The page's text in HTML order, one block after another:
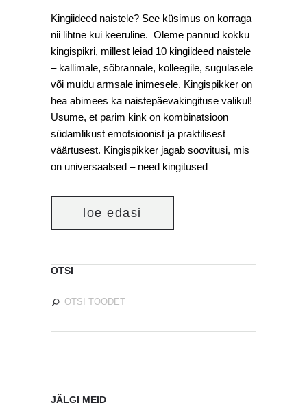
Kingiideed naistele? See küsimus on korraga
nii lihtne kui keeruline. Oleme pannud kokku
kingispikri, millest leiad 10 kingiideed naistele
– kallimale, sõbrannale, kolleegile, sugulasele
või muidu armsale inimesele. Kingispikker on
hea abimees ka naistepäevakingituse valikul!
Usume, et parim kink on kombinatsioon
südamlikust emotsioonist ja praktilisest
väärtusest. Kingispikker jagab soovitusi, mis
on universaalsed – need kingitused
loe edasi
OTSI
JÄLGI MEID